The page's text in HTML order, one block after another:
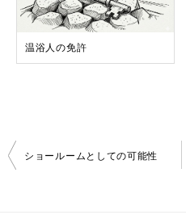
温浴人の免許
投
稿
ショールームとしての可能性